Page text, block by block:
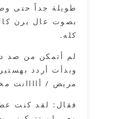
طويلة جداً حتى وصل
بصوت عال يرن كالبرق
لم أتمكن من صد دموعي
وبدأت أردد بهستيرية :
مريض / أاااانت مختل……
فقال: لقد كنت عطش